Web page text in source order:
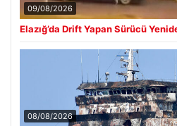
09/08/2026
Elazığ’da Drift Yapan Sürücü
08/08/2026